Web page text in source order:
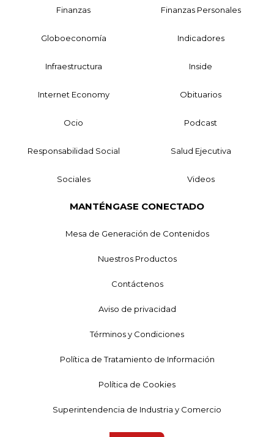
Finanzas Finanzas Personales
Globoeconomía Indicadores
Infraestructura Inside
Internet Economy Obituarios
Ocio Podcast
Responsabilidad Social Salud Ejecutiva
Sociales Videos
MANTÉNGASE CONECTADO
Mesa de Generación de Contenidos
Nuestros Productos
Contáctenos
Aviso de privacidad
Términos y Condiciones
Política de Tratamiento de Información
Política de Cookies
Superintendencia de Industria y Comercio